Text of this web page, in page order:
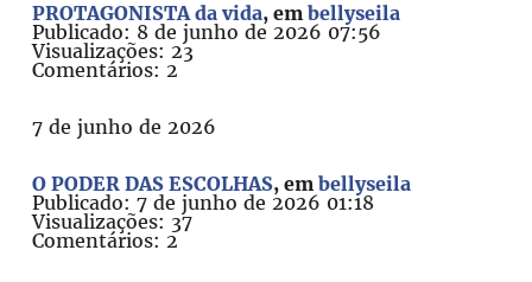
PROTAGONISTA da vida, embellyseila
Publicado: 8 de junho de 2026 07:56
Visualizações: 23
Comentários: 2
7 de junho de 2026
O PODER DAS ESCOLHAS, embellyseila
Publicado: 7 de junho de 2026 01:18
Visualizações: 37
Comentários: 2